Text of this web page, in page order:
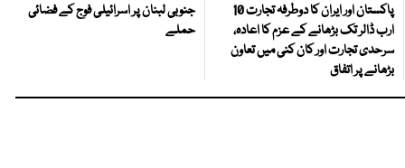
پاکستان اور ایران کا دوطرفہ تجارت 10
ارب ڈالر تک بڑھانے کے عزم کا اعادہ،
سرحدی تجارت اور کان کنی میں تعاون
بڑھانے پر اتفاق
جنوبی لبنان پر اسرائیلی فوج کے فضائی
حملے